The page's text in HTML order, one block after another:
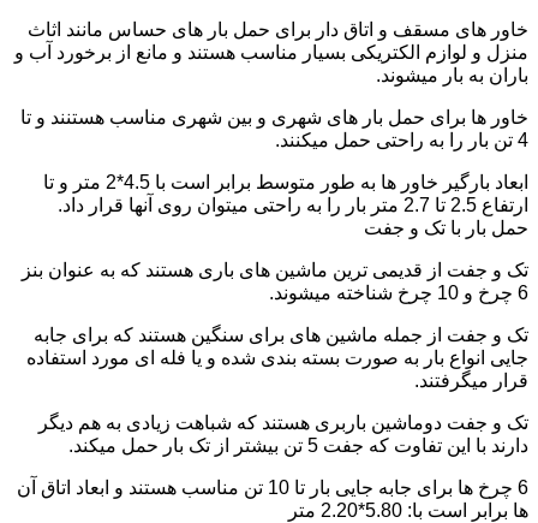
خاور های مسقف و اتاق دار برای حمل بار های حساس مانند اثاث
منزل و لوازم الکتریکی بسیار مناسب هستند و مانع از برخورد آب و
باران به بار میشوند.
خاور ها برای حمل بار های شهری و بین شهری مناسب هستنند و تا
4 تن بار را به راحتی حمل میکنند.
ابعاد بارگیر خاور ها به طور متوسط برابر است با 4.5*2 متر و تا
ارتفاع 2.5 تا 2.7 متر بار را به راحتی میتوان روی آنها قرار داد.
حمل بار با تک و جفت
تک و جفت از قدیمی ترین ماشین های باری هستند که به عنوان بنز
6 چرخ و 10 چرخ شناخته میشوند.
تک و جفت از جمله ماشین های برای سنگین هستند که برای جابه
جایی انواع بار به صورت بسته بندی شده و یا فله ای مورد استفاده
قرار میگرفتند.
تک و جفت دوماشین باربری هستند که شباهت زیادی به هم دیگر
دارند با این تفاوت که جفت 5 تن بیشتر از تک بار حمل میکند.
6 چرخ ها برای جابه جایی بار تا 10 تن مناسب هستند و ابعاد اتاق آن
ها برابر است با: 5.80*2.20 متر